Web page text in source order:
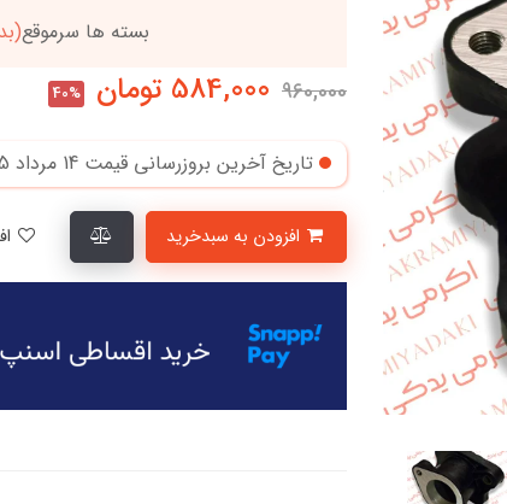
خریدتو به5میلیون
960,000
584,000 تومان 40%
تاریخ آخرین بروزرسانی قیمت 14 مرداد 1405